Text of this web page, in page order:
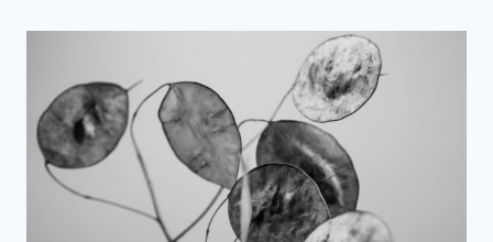
ORIGINALE
CONSEILS
PRATIQUES
POUR
DÉBUTER
EN
CRÉATION
ARTISTIQUE